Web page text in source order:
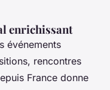
enrichissant
événements
rencontres
France donne